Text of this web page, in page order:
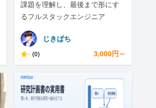
課題を理解し、最後まで形にす
るフルスタックエンジニア
じきぱち
- (0) 3,000円～